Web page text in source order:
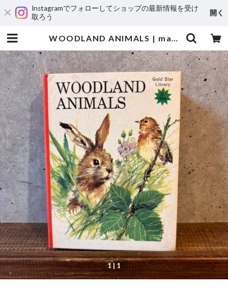
Instagramでフォローしてショップの最新情報を受け
取ろう
開く
WOODLAND ANIMALS | maintent
1| 1